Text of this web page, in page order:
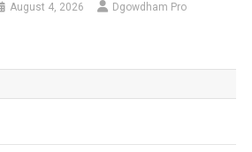
August 4, 2026 Dgowdham Pro